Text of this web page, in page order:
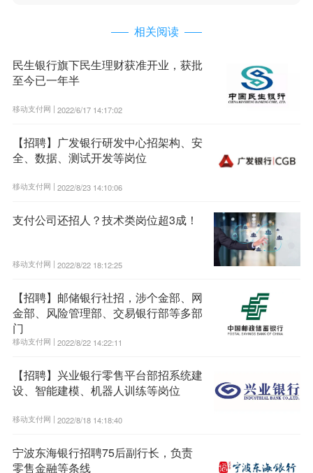
相关阅读
民生银行旗下民生理财获准开业，获批
至今已一年半
移动支付网 | 2022/6/17 14:17:02
【招聘】广发银行研发中心招架构、安
全、数据、测试开发等岗位
移动支付网 | 2022/8/23 14:10:06
支付公司还招人？技术类岗位超3成！
移动支付网 | 2022/8/22 18:12:25
【招聘】邮储银行社招，涉个金部、网
金部、风险管理部、交易银行部等多部
门
移动支付网 | 2022/8/22 14:22:11
【招聘】兴业银行零售平台部招系统建
设、智能建模、机器人训练等岗位
移动支付网 | 2022/8/18 14:18:40
宁波东海银行招聘75后副行长，负责
零售金融等条线